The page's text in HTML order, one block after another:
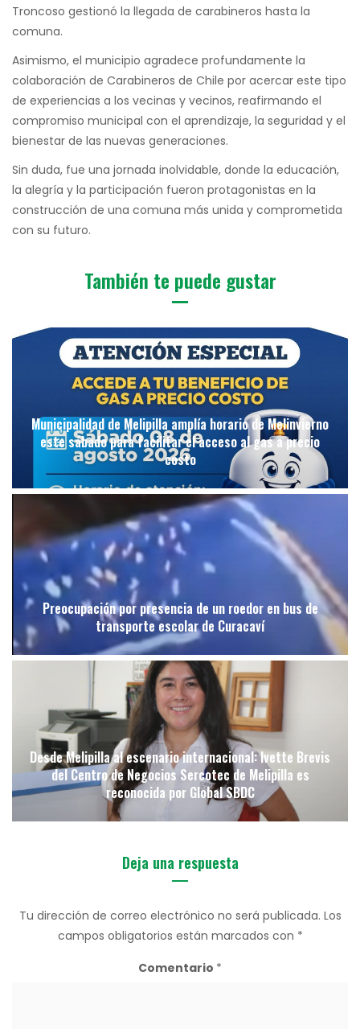
Troncoso gestionó la llegada de carabineros hasta la
comuna.
Asimismo, el municipio agradece profundamente la
colaboración de Carabineros de Chile por acercar este tipo
de experiencias a los vecinas y vecinos, reafirmando el
compromiso municipal con el aprendizaje, la seguridad y el
bienestar de las nuevas generaciones.
Sin duda, fue una jornada inolvidable, donde la educación,
la alegría y la participación fueron protagonistas en la
construcción de una comuna más unida y comprometida
con su futuro.
También te puede gustar
Municipalidad de Melipilla amplía horario de Melinvierno
este sábado para facilitar el acceso al gas a precio
costo
Preocupación por presencia de un roedor en bus de
transporte escolar de Curacaví
Desde Melipilla al escenario internacional: Ivette Brevis
del Centro de Negocios Sercotec de Melipilla es
reconocida por Global SBDC
Deja una respuesta
Tu dirección de correo electrónico no será publicada. Los
campos obligatorios están marcados con *
Comentario *